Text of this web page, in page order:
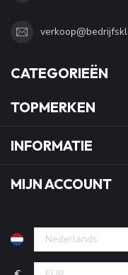
CATEGORIEËN
TOPMERKEN
INFORMATIE
MIJN ACCOUNT